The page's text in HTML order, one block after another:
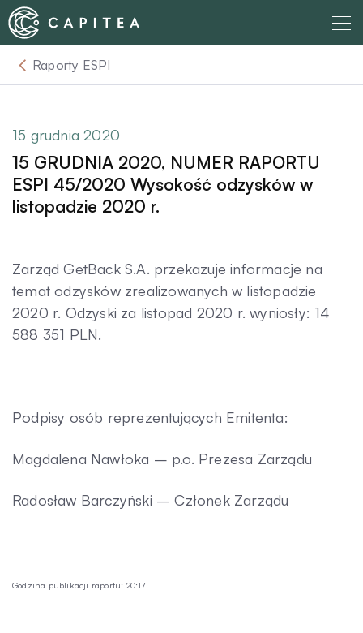
Skip
to
content
O nas
Dla Wierzyciela
Relacje Inwestorskie
Komunikaty
Aktualności
Raporty ESPI
15 grudnia 2020
15 GRUDNIA 2020, NUMER RAPORTU
ESPI 45/2020 Wysokość odzysków w
listopadzie 2020 r.
Zarząd GetBack S.A. przekazuje informacje na
temat odzysków zrealizowanych w listopadzie
2020 r. Odzyski za listopad 2020 r. wyniosły: 14
588 351 PLN.
Podpisy osób reprezentujących Emitenta:
Magdalena Nawłoka – p.o. Prezesa Zarządu
Radosław Barczyński – Członek Zarządu
Godzina publikacji raportu: 20:17